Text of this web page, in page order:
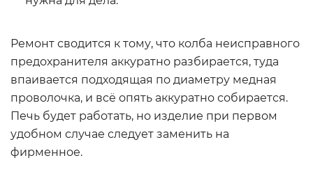
Ремонт сводится к тому, что колба неисправного
предохранителя аккуратно разбирается, туда
впаивается подходящая по диаметру медная
проволочка, и всё опять аккуратно собирается.
Печь будет работать, но изделие при первом
удобном случае следует заменить на
фирменное.